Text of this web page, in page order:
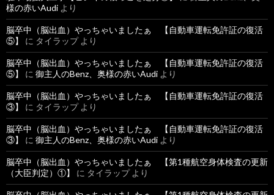
様の赤いAudi より
脳卒中（脳出血）やっちゃいましたぁ 【自動車運転免許証の復活
⑤】
に タイラップより
脳卒中（脳出血）やっちゃいましたぁ 【自動車運転免許証の復活
⑤】
に 御主人のBenz、奥様の赤いAudi より
脳卒中（脳出血）やっちゃいましたぁ 【自動車運転免許証の復活
③】
に タイラップより
脳卒中（脳出血）やっちゃいましたぁ 【自動車運転免許証の復活
③】
に 御主人のBenz、奥様の赤いAudi より
脳卒中（脳出血）やっちゃいましたぁ 【第1種航空身体検査の更新
（大臣判定）①】
に タイラップより